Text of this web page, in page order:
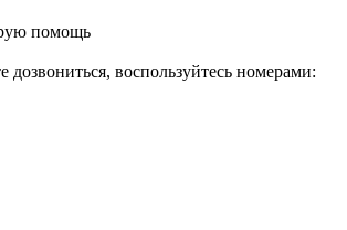
помощь
воспользуйтесь номерами: